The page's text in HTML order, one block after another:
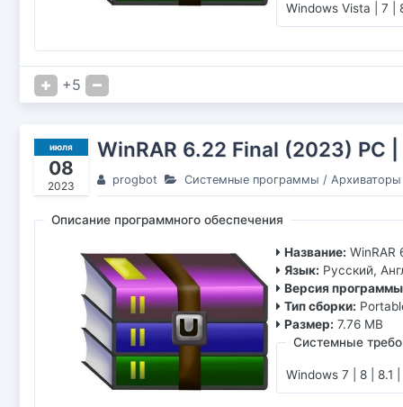
Windows Vista | 7 |
+5
июля
08
2023
WinRAR 6.22 Final (2023) РС
progbot Системные программы / Архиваторы
Описание программного обеспечения
Название: WinRAR
Язык: Русский,
Версия
Тип сборки:
Размер: 7.76 MB
Системные
Windows 7 | 8 | 8.1